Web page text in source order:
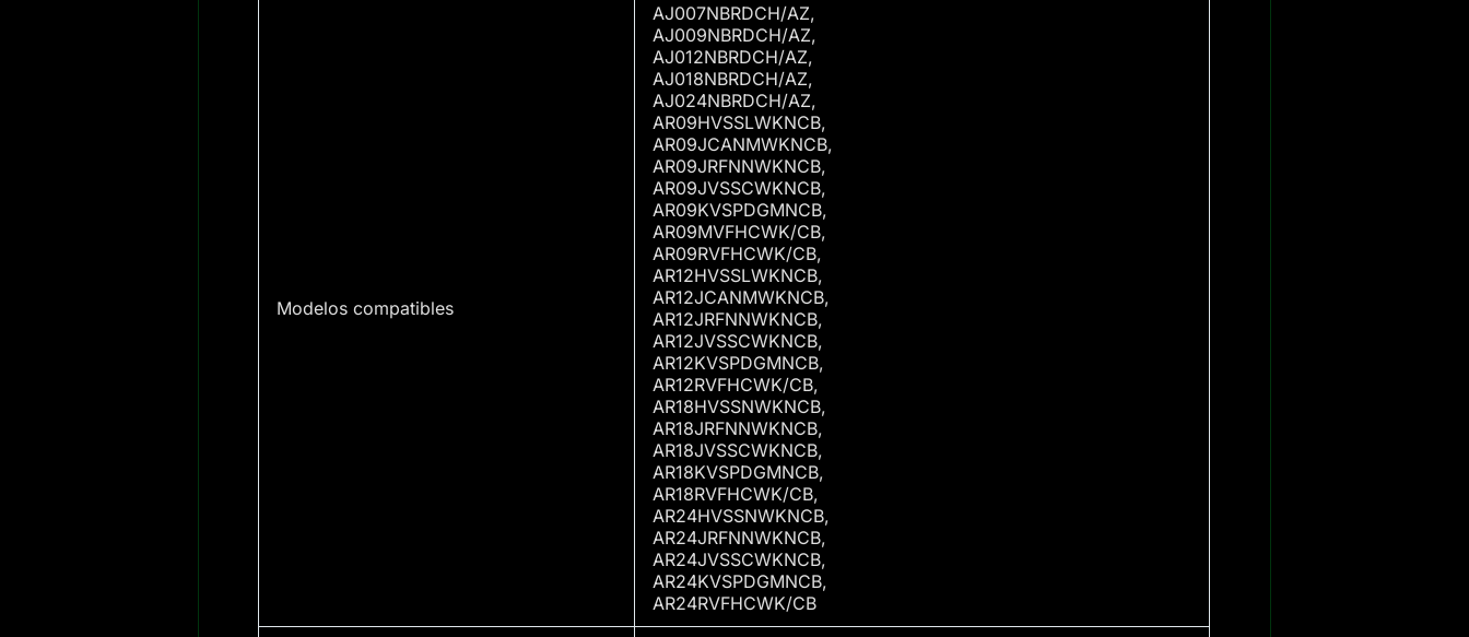
Modelos compatibles
AJ007NBRDCH/AZ,
AJ009NBRDCH/AZ,
AJ012NBRDCH/AZ,
AJ018NBRDCH/AZ,
AJ024NBRDCH/AZ,
AR09HVSSLWKNCB,
AR09JCANMWKNCB,
AR09JRFNNWKNCB,
AR09JVSSCWKNCB,
AR09KVSPDGMNCB,
AR09MVFHCWK/CB,
AR09RVFHCWK/CB,
AR12HVSSLWKNCB,
AR12JCANMWKNCB,
AR12JRFNNWKNCB,
AR12JVSSCWKNCB,
AR12KVSPDGMNCB,
AR12RVFHCWK/CB,
AR18HVSSNWKNCB,
AR18JRFNNWKNCB,
AR18JVSSCWKNCB,
AR18KVSPDGMNCB,
AR18RVFHCWK/CB,
AR24HVSSNWKNCB,
AR24JRFNNWKNCB,
AR24JVSSCWKNCB,
AR24KVSPDGMNCB,
AR24RVFHCWK/CB